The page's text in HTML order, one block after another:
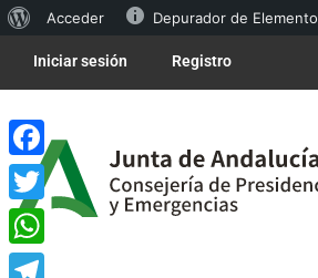
Acceder Depurador de
Iniciar sesión Registro
Facebook
Twitter
WhatsApp